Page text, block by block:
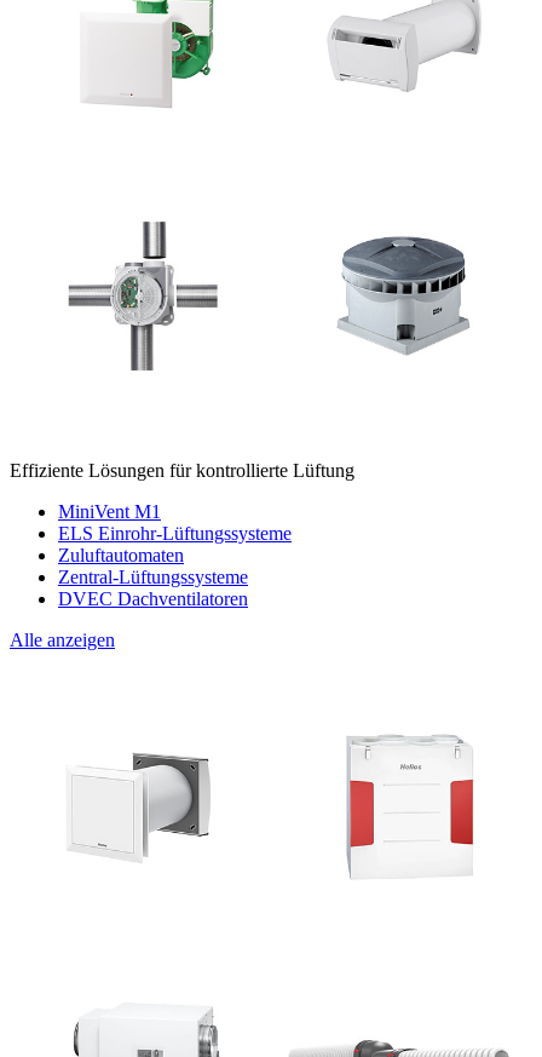
Effiziente Lösungen für kontrollierte Lüftung
MiniVent M1
ELS Einrohr-Lüftungssysteme
Zuluftautomaten
Zentral-Lüftungssysteme
DVEC Dachventilatoren
Alle anzeigen